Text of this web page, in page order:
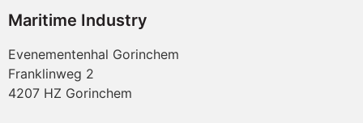
Maritime Industry
Evenementenhal Gorinchem
Franklinweg 2
4207 HZ Gorinchem